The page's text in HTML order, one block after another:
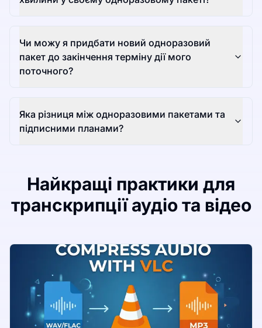
Чи можу я придбати новий одноразовий
пакет до закінчення терміну дії мого
поточного?
Яка різниця між одноразовими пакетами та
підписними планами?
Найкращі практики для
транскрипції аудіо та відео